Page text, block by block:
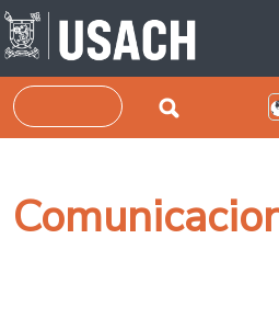
Pasar al contenido principal
Buscar